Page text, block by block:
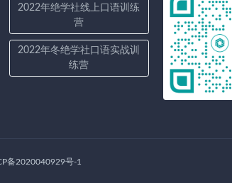
2022年绝学社线上口语训练
营
2022年冬绝学社口语实战训
练营
备2020040929号-1